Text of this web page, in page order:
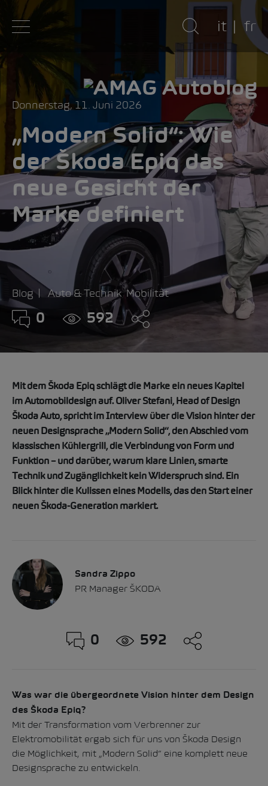
it fr
Donnerstag, 11. Juni 2026
„Modern Solid“: Wie
der Škoda Epiq das
neue Gesicht der
Marke definiert
Blog Auto & Technik Mobilität
0 592
Mit dem Škoda Epiq schlägt die Marke ein neues Kapitel
im Automobildesign auf. Oliver Stefani, Head of Design
Škoda Auto, spricht im Interview über die Vision hinter der
neuen Designsprache „Modern Solid“, den Abschied vom
klassischen Kühlergrill, die Verbindung von Form und
Funktion – und darüber, warum klare Linien, smarte
Technik und Zugänglichkeit kein Widerspruch sind. Ein
Blick hinter die Kulissen eines Modells, das den Start einer
neuen Škoda‑Generation markiert.
Sandra Zippo
PR Manager ŠKODA
0 592
Was war die übergeordnete Vision hinter dem Design
des Škoda Epiq?
Mit der Transformation vom Verbrenner zur
Elektromobilität ergab sich für uns von Škoda Design
die Möglichkeit, mit „Modern Solid“ eine komplett neue
Designsprache zu entwickeln.